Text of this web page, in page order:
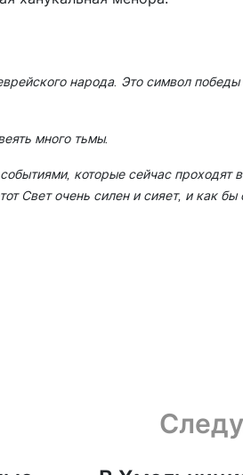
народа. Это символ победы
много тьмы.
которые сейчас проходят
Свет очень силен и сияет, и как